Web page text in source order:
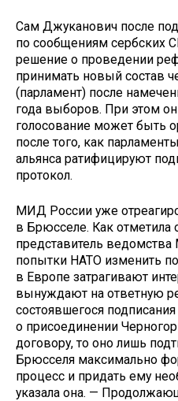
Сам Джуканович после
по сообщениям сербских
решение о проведении
принимать новый состав
(парламент) после
года выборов. При этом он
голосование может быть
после того, как
альянса ратифицируют
протокол.
МИД России уже
в Брюсселе. Как
представитель ведомства
попытки НАТО изменить
в Европе затрагивают
вынуждают на ответную
состоявшегося
о присоединении
договору, то оно лишь
Брюсселя максимально
процесс и придать ему
указала она. —